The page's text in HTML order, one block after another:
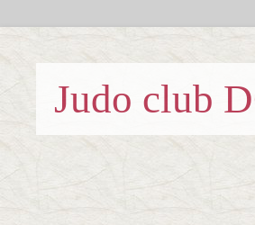
Judo club